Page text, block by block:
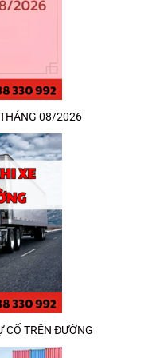
THÁNG 08/2026
CỐ TRÊN ĐƯỜNG